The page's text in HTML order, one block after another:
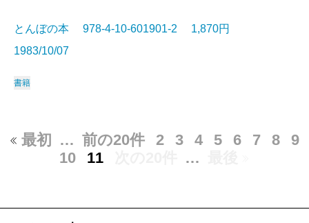
とんぼの本 978-4-10-601901-2 1,870円
1983/10/07
書籍
最初 … 前の20件 2 3 4 5 6 7 8
9
10
11 …